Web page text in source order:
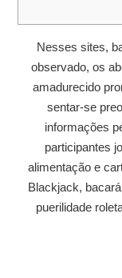
Nesses sites,
observado, os
amadurecido
sentar-se
informações
participantes
alimentação e
Blackjack,
puerilidade